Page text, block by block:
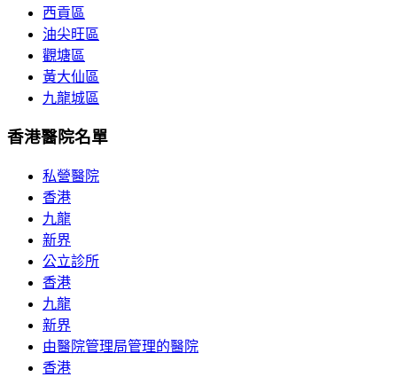
西貢區
油尖旺區
觀塘區
黃大仙區
九龍城區
香港醫院名單
私營醫院
香港
九龍
新界
公立診所
香港
九龍
新界
由醫院管理局管理的醫院
香港